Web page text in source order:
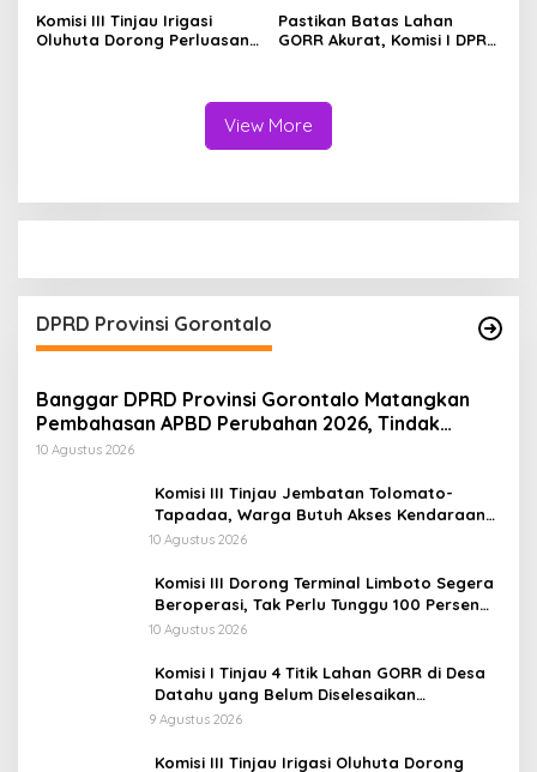
Komisi III Tinjau Irigasi
Oluhuta Dorong Perluasan
Pastikan Batas Lahan
GORR Akurat, Komisi I DPRD
View More
DPRD Provinsi Gorontalo
Banggar DPRD Provinsi Gorontalo Matangkan
Pembahasan APBD Perubahan 2026, Tindak
Lanjuti Hasil Konsultasi Komisi
10 Agustus 2026
Komisi III Tinjau Jembatan Tolomato-
Tapadaa, Warga Butuh Akses Kendaraan
Roda Empat
10 Agustus 2026
Komisi III Dorong Terminal Limboto Segera
Beroperasi, Tak Perlu Tunggu 100 Persen
Rampung
10 Agustus 2026
Komisi I Tinjau 4 Titik Lahan GORR di Desa
Datahu yang Belum Diselesaikan
Pembayarannya
9 Agustus 2026
Komisi III Tinjau Irigasi Oluhuta Dorong